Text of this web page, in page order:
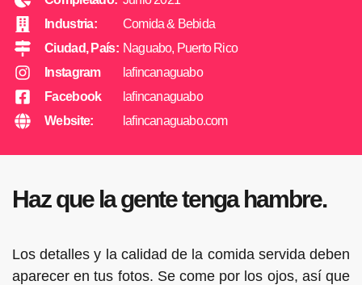
Industria:
Ciudad, País:
Instagram
Facebook
Website:
Comida & Bebida
Naguabo, Puerto Rico
lafincanaguabo
lafincanaguabo
lafincanaguabo.com
Haz que la gente tenga hambre.
Los detalles y la calidad de la comida servida deben
aparecer en tus fotos. Se come por los ojos, así que